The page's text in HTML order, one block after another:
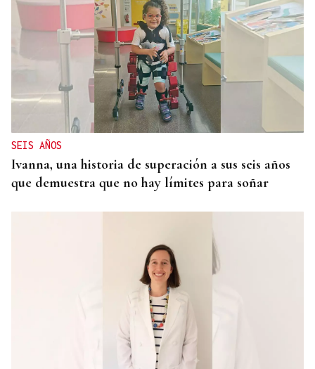
SEIS AÑOS
Ivanna, una historia de superación a sus seis años
que demuestra que no hay límites para soñar